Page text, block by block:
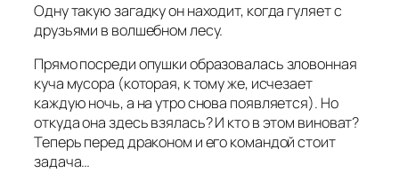
Одну такую загадку он находит, когда гуляет с
друзьями в волшебном лесу.
Прямо посреди опушки образовалась зловонная
куча мусора (которая, к тому же, исчезает
каждую ночь, а на утро снова появляется). Но
откуда она здесь взялась? И кто в этом виноват?
Теперь перед драконом и его командой стоит
задача…